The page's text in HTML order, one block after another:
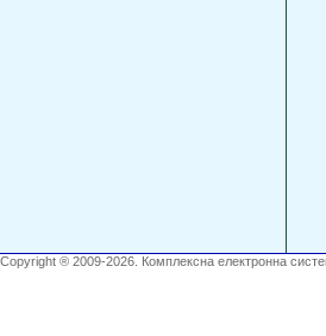
Copyright ® 2009-2026. Комплексна електронна